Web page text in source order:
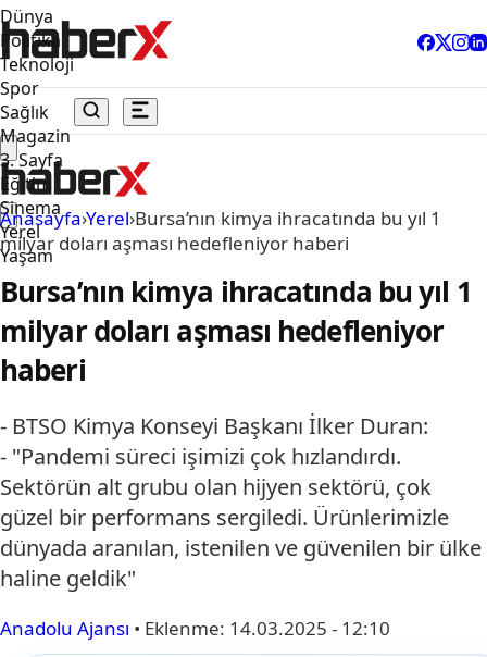
Dünya
Politika
Teknoloji
Spor
Sağlık
Magazin
3. Sayfa
Eğitim
Sinema
Yerel
Yaşam
Anasayfa›Yerel›Bursa’nın kimya ihracatında bu yıl 1
milyar doları aşması hedefleniyor haberi
Bursa’nın kimya ihracatında bu yıl 1
milyar doları aşması hedefleniyor
haberi
- BTSO Kimya Konseyi Başkanı İlker Duran:
- "Pandemi süreci işimizi çok hızlandırdı.
Sektörün alt grubu olan hijyen sektörü, çok
güzel bir performans sergiledi. Ürünlerimizle
dünyada aranılan, istenilen ve güvenilen bir ülke
haline geldik"
Anadolu Ajansı • Eklenme: 14.03.2025 - 12:10